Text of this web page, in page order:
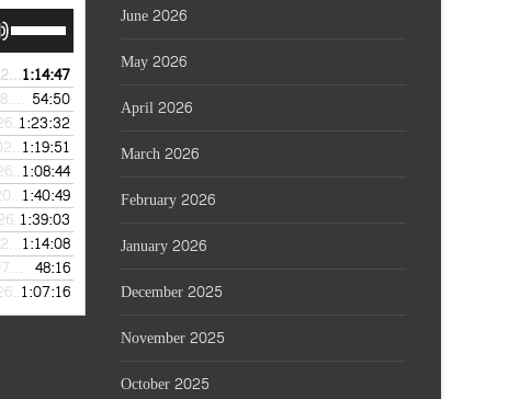
Arrow
keys
to
increase
or
decrease
volume.
កម្មវិធីផ្សាយថ្ងៃសុក្រ 07.08.2026— AUGUST 7, 2026
1:14:47
កម្មវិធីផ្សាយថ្ងៃព្រហស្បតិ៍ 06.08.2026
— AUGUST 6, 2026
54:50
កម្មវិធីផ្សាយ ថ្ងៃពុធ 05.08.2026— AUGUST 5, 2026
1:23:32
កម្មវិធីផ្សាយ ថ្ងៃអង្គារ 04.08.2026— AUGUST 4, 2026
1:19:51
កម្មវិធីផ្សាយ ថ្ងៃច័ន្ទ 03.08.2026— AUGUST 3, 2026
1:08:44
កម្មវិធីផ្សាយថ្ងៃអាទិត្យ 02.08.2026 — AUGUST 2, 2026
1:40:49
កម្មវិធីផ្សាយថ្ងៃសៅរ៍ 01.08.2026— AUGUST 1, 2026
1:39:03
កម្មវិធីផ្សាយថ្ងៃសុក្រ 31.07.2026— JULY 31, 2026
1:14:08
កម្មវិធីផ្សាយថ្ងៃព្រហស្បតិ៍ 30.07.2026
— JULY 30, 2026
48:16
កម្មវិធីផ្សាយ ថ្ងៃពុធ 29.07.2026— JULY 29, 2026
1:07:16
June 2026
May 2026
April 2026
March 2026
February 2026
January 2026
December 2025
November 2025
October 2025